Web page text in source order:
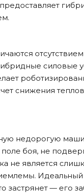
силовые
снижения
недорогую
боя, не
не является
Идеальный
застрянет — его